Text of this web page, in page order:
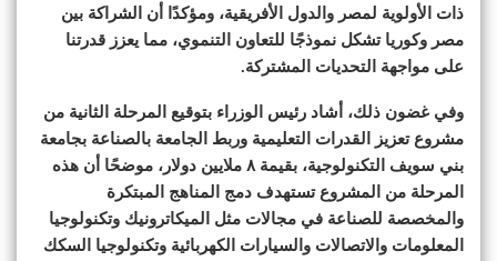
ذات الأولوية لمصر والدول الأفريقية، ومؤكدًا أن الشراكة بين
مصر وكوريا تشكل نموذجًا للتعاون التنموي، مما يعزز قدرتنا
على مواجهة التحديات المشتركة.
وفي غضون ذلك، أشاد رئيس الوزراء بتوقيع المرحلة الثانية من
مشروع تعزيز القدرات التعليمية وربط الجامعة بالصناعة بجامعة
بني سويف التكنولوجية، بقيمة ٨ ملايين دولار، موضحًا أن هذه
المرحلة من المشروع تستهدف دمج المناهج المبتكرة
والمخصصة للصناعة في مجالات مثل الميكاترونيك وتكنولوجيا
المعلومات والاتصالات والسيارات الكهربائية وتكنولوجيا السكك